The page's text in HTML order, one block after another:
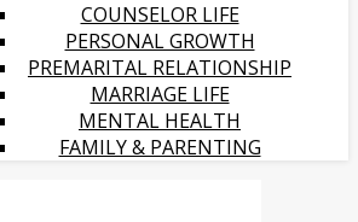
COUNSELOR LIFE
PERSONAL GROWTH
PREMARITAL RELATIONSHIP
MARRIAGE LIFE
MENTAL HEALTH
FAMILY & PARENTING